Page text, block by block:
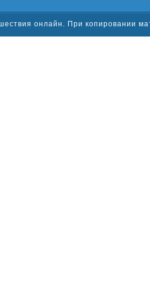
онлайн. При копировании